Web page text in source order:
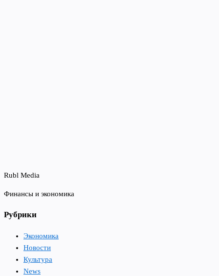
Rubl Media
Финансы и экономика
Рубрики
Экономика
Новости
Культура
News